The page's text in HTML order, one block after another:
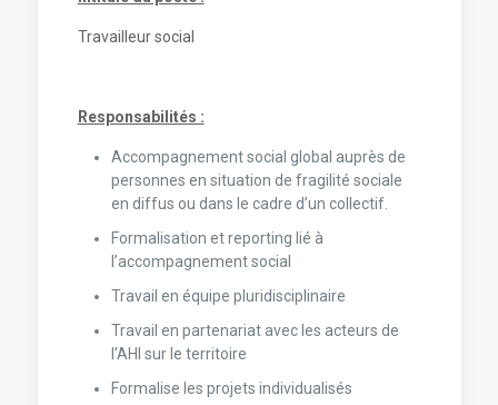
Travailleur social
Responsabilités :
Accompagnement social global auprès de
personnes en situation de fragilité sociale
en diffus ou dans le cadre d’un collectif.
Formalisation et reporting lié à
l’accompagnement social
Travail en équipe pluridisciplinaire
Travail en partenariat avec les acteurs de
l’AHI sur le territoire
Formalise les projets individualisés